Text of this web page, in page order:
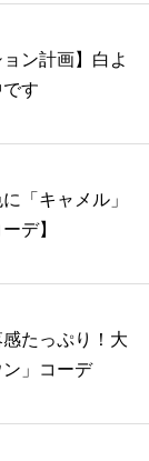
ン計画】白よ
す
「キャメル」
デ】
たっぷり！大
」コーデ